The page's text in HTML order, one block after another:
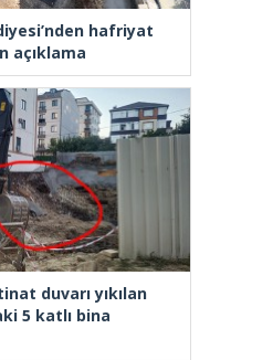
hafriyat
açıklama
duvarı yıkılan
5 katlı bina